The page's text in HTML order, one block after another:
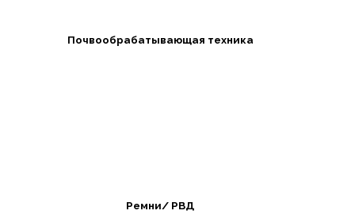
Почвообрабатывающая техника
Ремни/ РВД